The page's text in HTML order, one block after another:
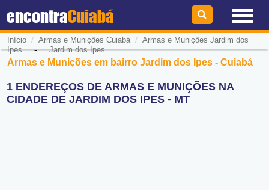
encontraCuiabá
Início / Armas e Munições Cuiabá/ Armas e Munições Jardim dos
Ipes-Jardim dos Ipes
Armas e Munições em bairro Jardim dos Ipes - Cuiabá
1 ENDEREÇOS DE ARMAS E MUNIÇÕES NA
CIDADE DE JARDIM DOS IPES - MT